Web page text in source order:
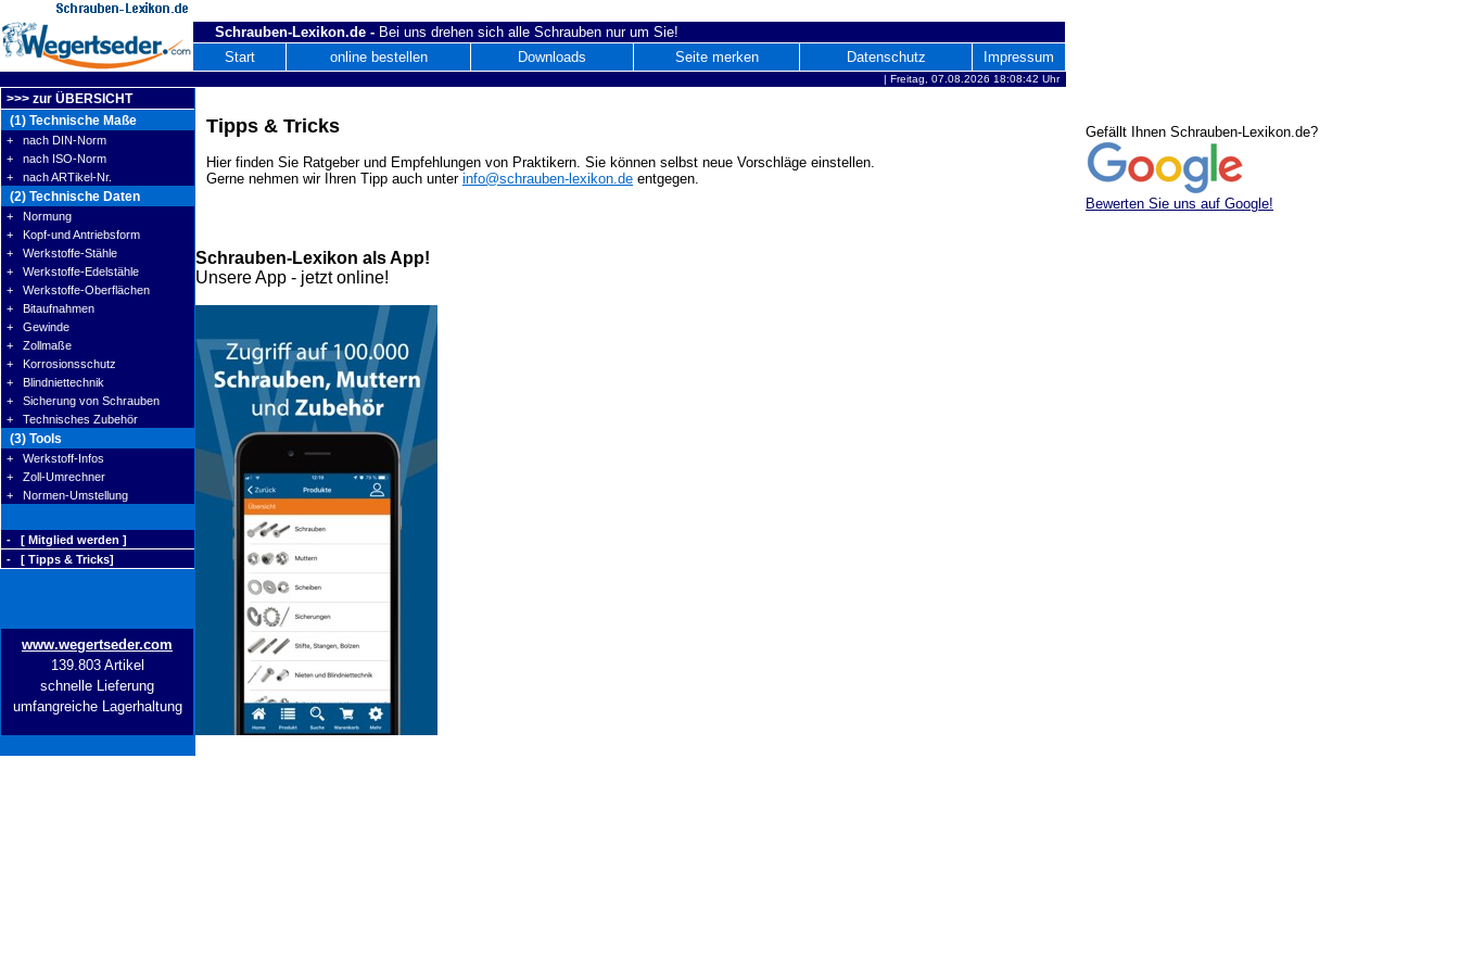
Schrauben-Lexikon.de - Bei uns drehen sich alle Schrauben nur um Sie!
Start
online bestellen Downloads Seite merken Datenschutz Impressum
| Freitag, 07.08.2026 18:08:42 Uhr
>>> zur ÜBERSICHT
(1) Technische Maße
+ nach DIN-Norm
+ nach ISO-Norm
+ nach ARTikel-Nr.
(2) Technische Daten
+ Normung
+ Kopf-und Antriebsform
+ Werkstoffe-Stähle
+ Werkstoffe-Edelstähle
+ Werkstoffe-Oberflächen
+ Bitaufnahmen
+ Gewinde
+ Zollmaße
+ Korrosionsschutz
+ Blindniettechnik
+ Sicherung von Schrauben
+ Technisches Zubehör
(3) Tools
+ Werkstoff-Infos
+ Zoll-Umrechner
+ Normen-Umstellung
- [ Mitglied werden ]
- [ Tipps & Tricks]
www.wegertseder.com
139.803 Artikel
schnelle Lieferung
umfangreiche Lagerhaltung
Tipps & Tricks
Hier finden Sie Ratgeber und Empfehlungen von Praktikern. Sie können selbst neue Vorschläge einstellen.
Gerne nehmen wir Ihren Tipp auch unter info@schrauben-lexikon.de entgegen.
Gefällt Ihnen Schrauben-Lexikon.de?
Bewerten Sie uns auf Google!
Schrauben-Lexikon als App!
Unsere App - jetzt online!